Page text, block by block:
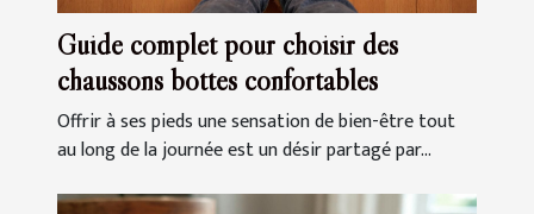
Guide complet pour choisir des
chaussons bottes confortables
Offrir à ses pieds une sensation de bien-être tout
au long de la journée est un désir partagé par...